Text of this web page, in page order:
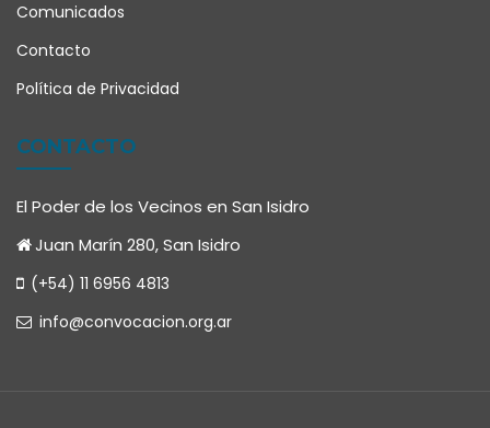
CONTACTO
El Poder de los Vecinos en San Isidro
Juan Marín 280, San Isidro
(+54) 11 6956 4813
info@convocacion.org.ar
Comunicados
Contacto
Política de Privacidad